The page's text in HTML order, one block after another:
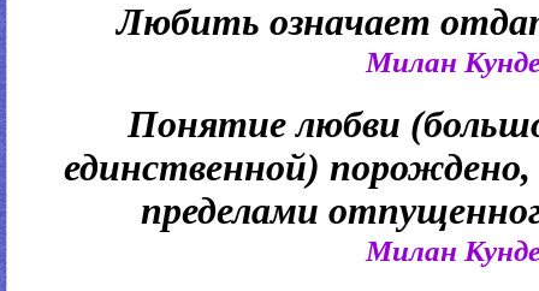
Любить означает
Милан
Понятие любви
единственной)
пределами
Милан